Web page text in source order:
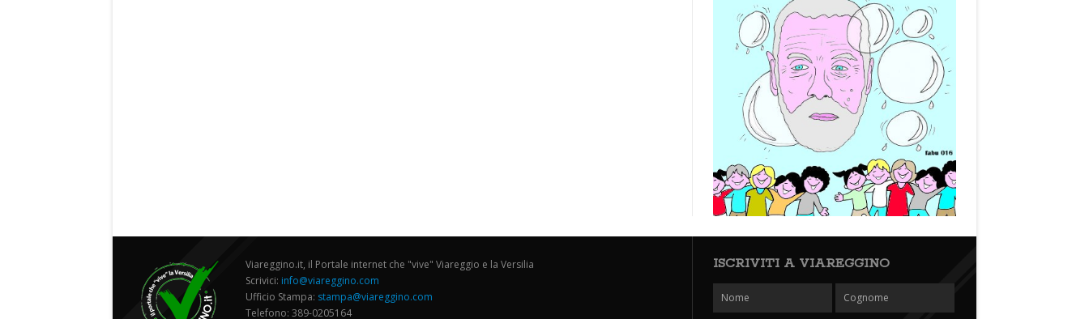
Viareggino.it, il Portale internet che "vive" Viareggio e la Versilia
Scrivici: info@viareggino.com
Ufficio Stampa: stampa@viareggino.com
Telefono: 389-0205164
ISCRIVITI A VIAREGGINO